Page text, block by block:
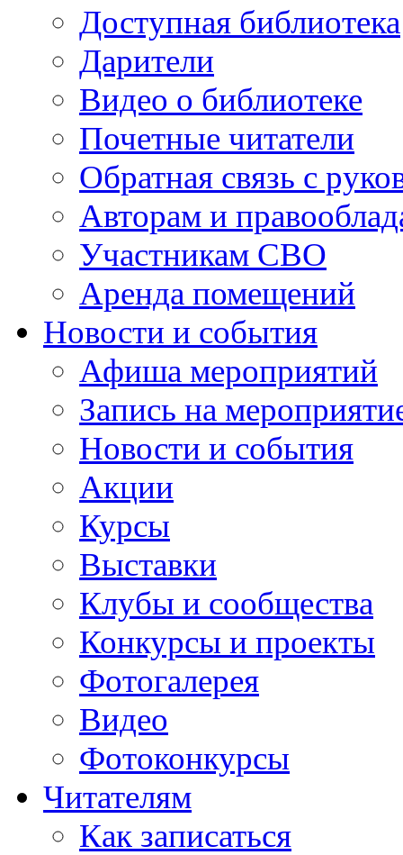
Доступная библиотека
Дарители
Видео о библиотеке
Почетные читатели
Обратная связь с
Авторам и
Участникам СВО
Аренда помещений
Новости и события
Афиша мероприятий
Запись на
Новости и события
Акции
Курсы
Выставки
Клубы и сообщества
Конкурсы и проекты
Фотогалерея
Видео
Фотоконкурсы
Читателям
Как записаться